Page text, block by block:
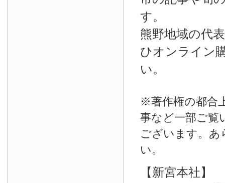
す。
熊野地域の代
ひオンライン
い。
※著作権の都合
事など一部ご覧
ございます。あ
い。
【新宮本社】